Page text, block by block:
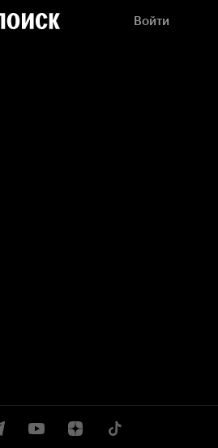
Войти